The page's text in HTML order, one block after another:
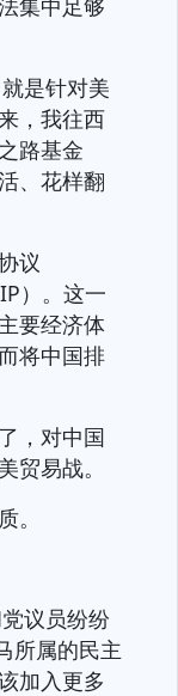
集中足够
是针对美
，我往西
路基金
、花样翻
议
）。这一
要经济体
将中国排
，对中国
贸易战。
。
议员纷纷
所属的民主
加入更多